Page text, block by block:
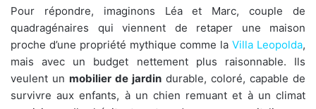
Pour répondre, imaginons Léa et Marc, couple de
quadragénaires qui viennent de retaper une maison
proche d’une propriété mythique comme la Villa Leopolda,
mais avec un budget nettement plus raisonnable. Ils
veulent un mobilier de jardin durable, coloré, capable de
survivre aux enfants, à un chien remuant et à un climat